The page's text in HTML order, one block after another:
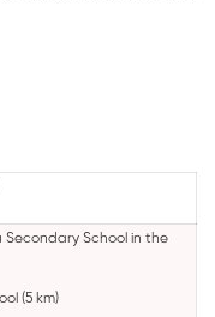
Secondary School in the
(5 km)